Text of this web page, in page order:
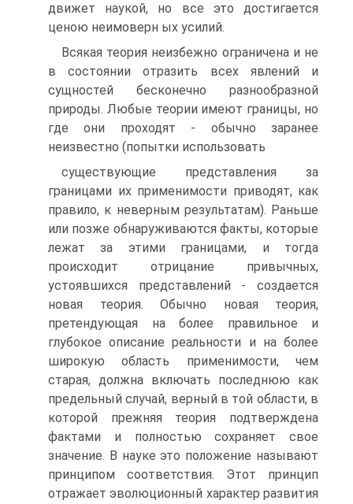
движет наукой, но все это достигается
ценою неимоверн ых усилий.
Всякая теория неизбежно ограничена и не
в состоянии отразить всех явлений и
сущностей бесконечно разнообразной
природы. Любые теории имеют границы, но
где они проходят - обычно заранее
неизвестно (попытки использовать
существующие представления за
границами их применимости приводят, как
правило, к неверным результатам). Раньше
или позже обнаруживаются факты, которые
лежат за этими границами, и тогда
происходит отрицание привычных,
устоявшихся представлений - создается
новая теория. Обычно новая теория,
претендующая на более правильное и
глубокое описание реальности и на более
широкую область применимости, чем
старая, должна включать последнюю как
предельный случай, верный в той области, в
которой прежняя теория подтверждена
фактами и полностью сохраняет свое
значение. В науке это положение называют
принципом соответствия. Этот принцип
отражает эволюционный характер развития